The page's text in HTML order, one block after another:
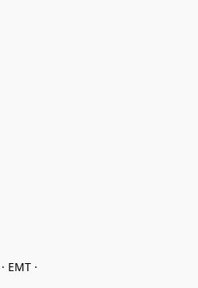
· EMT ·